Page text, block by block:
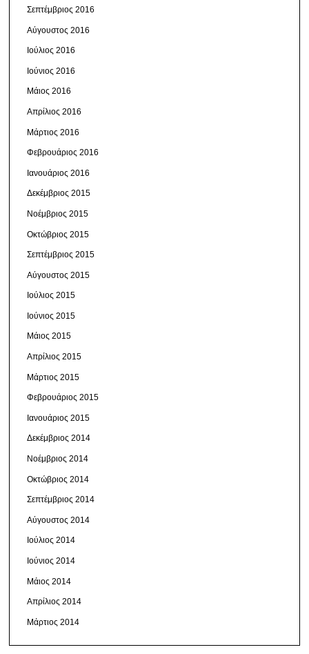
Σεπτέμβριος 2016
Αύγουστος 2016
Ιούλιος 2016
Ιούνιος 2016
Μάιος 2016
Απρίλιος 2016
Μάρτιος 2016
Φεβρουάριος 2016
Ιανουάριος 2016
Δεκέμβριος 2015
Νοέμβριος 2015
Οκτώβριος 2015
Σεπτέμβριος 2015
Αύγουστος 2015
Ιούλιος 2015
Ιούνιος 2015
Μάιος 2015
Απρίλιος 2015
Μάρτιος 2015
Φεβρουάριος 2015
Ιανουάριος 2015
Δεκέμβριος 2014
Νοέμβριος 2014
Οκτώβριος 2014
Σεπτέμβριος 2014
Αύγουστος 2014
Ιούλιος 2014
Ιούνιος 2014
Μάιος 2014
Απρίλιος 2014
Μάρτιος 2014